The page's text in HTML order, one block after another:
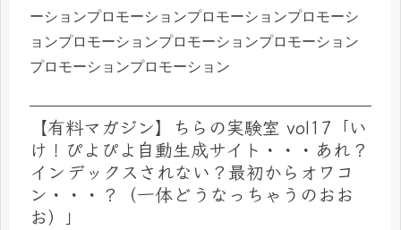
ーションプロモーションプロモーションプロモーシ
ョンプロモーションプロモーションプロモーション
プロモーションプロモーション
【有料マガジン】ちらの実験室 vol17「い
け！ぴよぴよ自動生成サイト・・・あれ？
インデックスされない？最初からオワコ
ン・・・？（一体どうなっちゃうのおお
お）」